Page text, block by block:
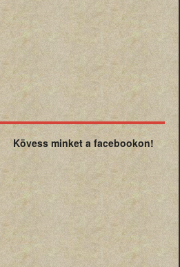
Kövess minket a facebookon!